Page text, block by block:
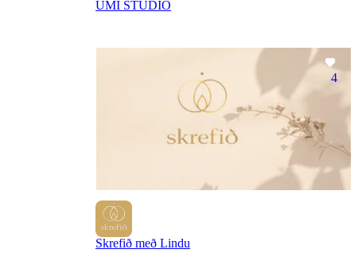
UMI STUDIO
4
Skrefið með Lindu